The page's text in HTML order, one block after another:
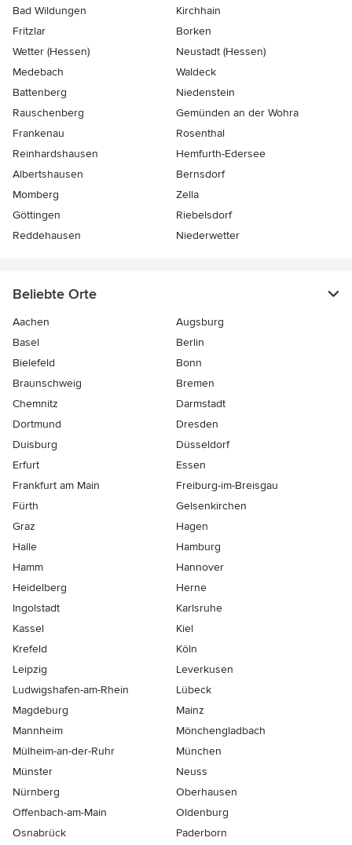
Bad Wildungen
Kirchhain
Fritzlar
Borken
Wetter (Hessen)
Neustadt (Hessen)
Medebach
Waldeck
Battenberg
Niedenstein
Rauschenberg
Gemünden an der Wohra
Frankenau
Rosenthal
Reinhardshausen
Hemfurth-Edersee
Albertshausen
Bernsdorf
Momberg
Zella
Göttingen
Riebelsdorf
Reddehausen
Niederwetter
Beliebte Orte
Aachen
Augsburg
Basel
Berlin
Bielefeld
Bonn
Braunschweig
Bremen
Chemnitz
Darmstadt
Dortmund
Dresden
Duisburg
Düsseldorf
Erfurt
Essen
Frankfurt am Main
Freiburg-im-Breisgau
Fürth
Gelsenkirchen
Graz
Hagen
Halle
Hamburg
Hamm
Hannover
Heidelberg
Herne
Ingolstadt
Karlsruhe
Kassel
Kiel
Krefeld
Köln
Leipzig
Leverkusen
Ludwigshafen-am-Rhein
Lübeck
Magdeburg
Mainz
Mannheim
Mönchen­gladbach
Mülheim-an-der-Ruhr
München
Münster
Neuss
Nürnberg
Oberhausen
Offenbach-am-Main
Oldenburg
Osnabrück
Paderborn